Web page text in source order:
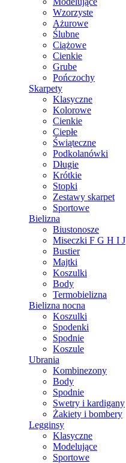
Wzorzyste
Ażurowe
Ślubne
Ciążowe
Cienkie
Grube
Pończochy
Skarpety
Klasyczne
Kolorowe
Cienkie
Ciepłe
Świąteczne
Podkolanówki
Długie
Krótkie
Stopki
Zestawy skarpet
Sportowe
Bielizna
Biustonosze
Miseczki F G H I J
Bustier
Majtki
Koszulki
Body
Termobielizna
Bielizna nocna
Koszulki
Spodenki
Spodnie
Koszule
Ubrania
Kombinezony
Body
Spodnie
Swetry i kardigany
Żakiety i bombery
Legginsy
Klasyczne
Modelujące
Sportowe